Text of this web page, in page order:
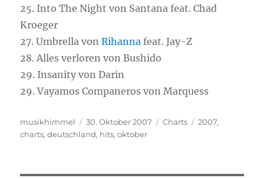
25. Into The Night von Santana feat. Chad
Kroeger
27. Umbrella vonRihanna feat. Jay-Z
28. Alles verloren von Bushido
29. Insanity von Darin
29. Vayamos Companeros von Marquess
Autor
musikhimmel
Veröffentlicht
am
30. Oktober 2007 Kategorien
Charts Schlagwörter
2007,
charts,deutschland, hits,oktober